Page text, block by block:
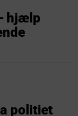
hjælp
politiet